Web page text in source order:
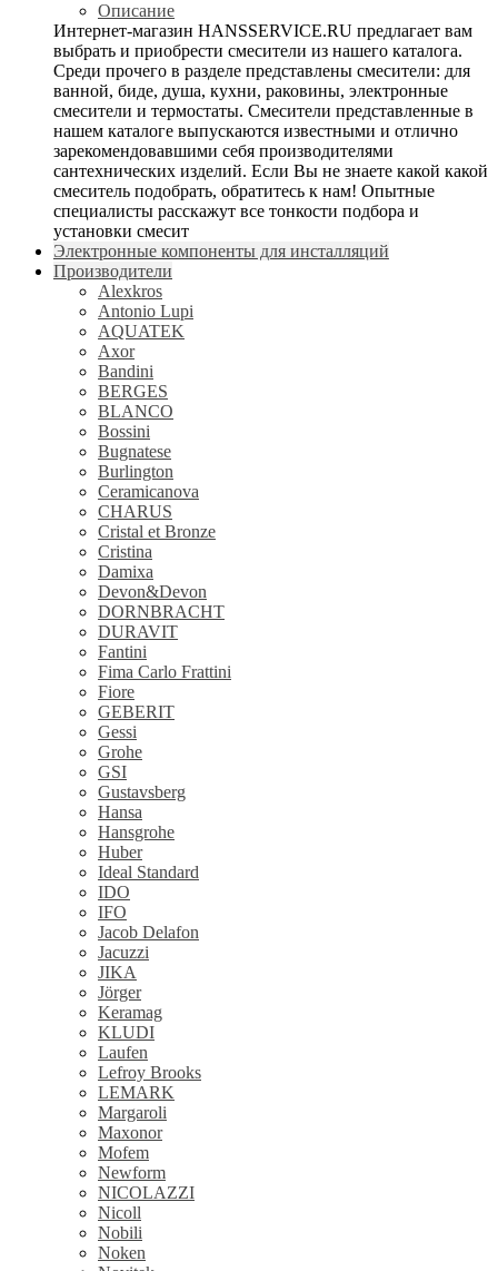
Описание
Интернет-магазин HANSSERVICE.RU предлагает вам
выбрать и приобрести смесители из нашего каталога.
Среди прочего в разделе представлены смесители: для
ванной, биде, душа, кухни, раковины, электронные
смесители и термостаты. Смесители представленные в
нашем каталоге выпускаются известными и отлично
зарекомендовавшими себя производителями
сантехнических изделий. Если Вы не знаете какой какой
смеситель подобрать, обратитесь к нам! Опытные
специалисты расскажут все тонкости подбора и
установки смесит
Электронные компоненты для инсталляций
Производители
Alexkros
Antonio Lupi
AQUATEK
Axor
Bandini
BERGES
BLANCO
Bossini
Bugnatese
Burlington
Ceramicanova
CHARUS
Cristal et Bronze
Cristina
Damixa
Devon&Devon
DORNBRACHT
DURAVIT
Fantini
Fima Carlo Frattini
Fiore
GEBERIT
Gessi
Grohe
GSI
Gustavsberg
Hansa
Hansgrohe
Huber
Ideal Standard
IDO
IFO
Jacob Delafon
Jacuzzi
JIKA
Jörger
Keramag
KLUDI
Laufen
Lefroy Brooks
LEMARK
Margaroli
Maxonor
Mofem
Newform
NICOLAZZI
Nicoll
Nobili
Noken